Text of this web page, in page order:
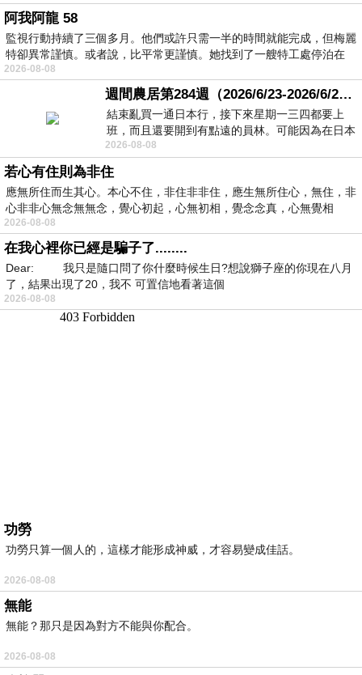
阿我阿龍 58
監視行動持續了三個多月。他們或許只需一半的時間就能完成，但梅麗
特卻異常謹慎。或者說，比平常更謹慎。她找到了一艘特工處停泊在
2026-08-08
週間農居第284週（2026/6/23-2026/6/24) 夏至 金黃稻浪洋溢豐收喜悅
結束亂買一通日本行，接下來星期一三四都要上
班，而且還要開到有點遠的員林。可能因為在日本
花不少錢，星期一出門上班時，心裡沒有一
2026-08-08
若心有住則為非住
應無所住而生其心。本心不住，非住非非住，應生無所住心，無住，非
心非非心無念無無念，覺心初起，心無初相，覺念念真，心無覺相
2026-08-08
在我心裡你已經是騙子了........
Dear: 我只是隨口問了你什麼時候生日?想說獅子座的你現在八月
了，結果出現了20，我不 可置信地看著這個
2026-08-08
功勞
功勞只算一個人的，這樣才能形成神威，才容易變成佳話。
2026-08-08
無能
無能？那只是因為對方不能與你配合。
2026-08-08